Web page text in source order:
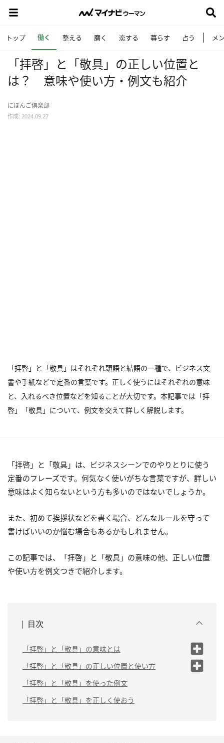
トップ 働く 整える 磨く 恋する 暮らす 占う メ
「拝啓」と「敬具」の正しい位置と
は？ 意味や使い方・例文も紹介
にほんご倶楽部
作成: 2024.09.27
「拝啓」と「敬具」はそれぞれ頭語と結語の一種で、ビジネス文
書や手紙などで定番の言葉です。正しく使うにはそれぞれの意味
と、入れるべき位置などを知ることが大切です。本記事では「拝
啓」「敬具」について、例文を交えて詳しく解説します。
「拝啓」と「敬具」は、ビジネスシーンでのやりとりに使う
定番のフレーズです。何気なく使いがちな言葉ですが、詳しい
意味はよく知らないという方も多いのではないでしょうか。
また、初めて挨拶状などを書く場合、どんなルールを守って
書けばいいのか悩む場合もあるかもしれません。
この記事では、「拝啓」と「敬具」の意味の他、正しい位置
や使い方を例文つきで紹介します。
目次
「拝啓」と「敬具」の意味とは
「拝啓」の意
味
「敬具」の意
味
「拝啓」と「敬具」の正しい位置と使い方
「拝啓」と「敬具」の正しい
位置
「拝啓」と「敬具」の使い方
「拝啓」と「敬具」を使った例文
「拝啓」と「敬具」を正しく使おう